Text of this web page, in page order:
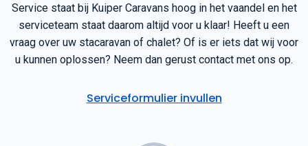
Service staat bij Kuiper Caravans hoog in het vaandel en het
serviceteam staat daarom altijd voor u klaar! Heeft u een
vraag over uw stacaravan of chalet? Of is er iets dat wij voor
u kunnen oplossen? Neem dan gerust contact met ons op.
Serviceformulier invullen